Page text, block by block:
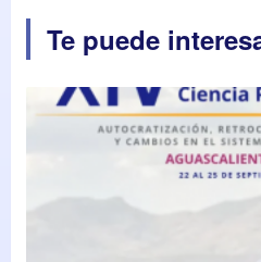
Te puede